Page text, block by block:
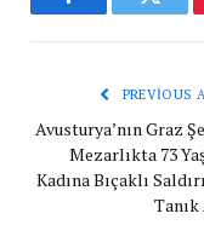
Facebook
PREVIOUS
Avusturya’nın Graz
Mezarlıkta 73
Kadına Bıçaklı